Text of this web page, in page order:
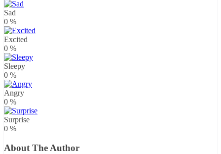
Sad
0 %
Excited
0 %
Sleepy
0 %
Angry
0 %
Surprise
0 %
About The Author